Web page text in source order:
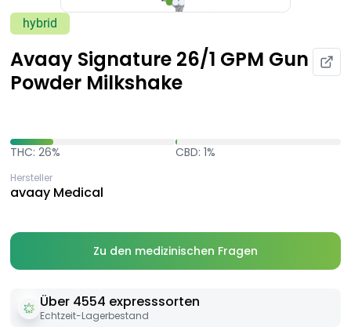
hybrid
Avaay Signature 26/1 GPM Gun
Powder Milkshake
THC: 26% CBD: 1%
Hersteller
avaay Medical
Zu den medizinischen Fragen
Über 4554 expresssorten
Echtzeit-Lagerbestand